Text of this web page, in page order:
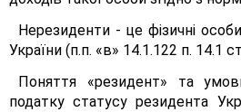
Нерезиденти - це фізичні
України (п.п. «в» 14.1.122 п. 14.1
Поняття «резидент» та
податку статусу резидента